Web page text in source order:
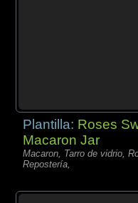
Plantilla: Roses
Macaron Jar
Macaron, Tarro de vidrio,
Repostería,